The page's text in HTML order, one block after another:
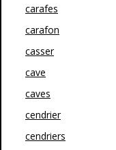
carafes
carafon
casser
cave
caves
cendrier
cendriers